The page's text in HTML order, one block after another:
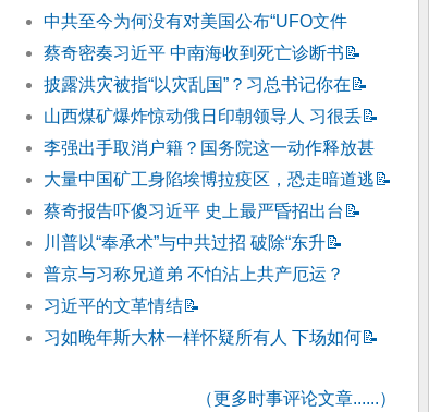
中共至今为何没有对美国公布“UFO文件
蔡奇密奏习近平 中南海收到死亡诊断书 📝
披露洪灾被指“以灾乱国”？习总书记你在 📝
山西煤矿爆炸惊动俄日印朝领导人 习很丢📝
李强出手取消户籍？国务院这一动作释放甚
大量中国矿工身陷埃博拉疫区，恐走暗道逃 📝
蔡奇报告吓傻习近平 史上最严昏招出台 📝
川普以“奉承术”与中共过招 破除“东升📝
普京与习称兄道弟 不怕沾上共产厄运？
习近平的文革情结📝
习如晚年斯大林一样怀疑所有人 下场如何📝
（更多时事评论文章......）